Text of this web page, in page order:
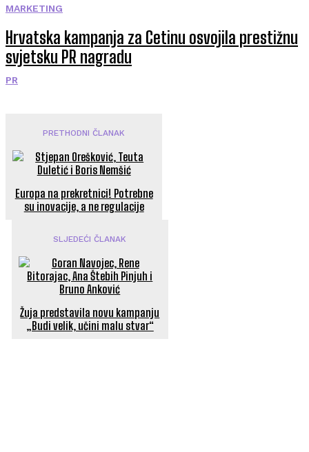
MARKETING
Hrvatska kampanja za Cetinu osvojila prestižnu
svjetsku PR nagradu
PR
PRETHODNI ČLANAK
Europa na prekretnici! Potrebne
su inovacije, a ne regulacije
SLJEDEĆI ČLANAK
Žuja predstavila novu kampanju
„Budi velik, učini malu stvar“